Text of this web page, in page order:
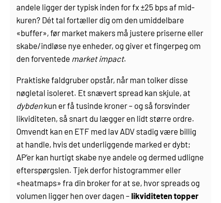
andele ligger der typisk inden for fx ±25 bps af mid-
kuren? Dét tal fortæller dig om den umiddelbare
«buffer», før market makers må justere priserne eller
skabe/indløse nye enheder, og giver et fingerpeg om
den forventede market impact.
Praktiske faldgruber opstår, når man tolker disse
nøgletal isoleret. Et snævert spread kan skjule, at
dybdenkun er få tusinde kroner – og så forsvinder
likviditeten, så snart du lægger en lidt større ordre.
Omvendt kan en ETF med lav ADV stadig være billig
at handle, hvis det underliggende marked er dybt;
AP’er kan hurtigt skabe nye andele og dermed udligne
efterspørgslen. Tjek derfor histogrammer eller
«heatmaps» fra din broker for at se, hvor spreads og
volumen ligger hen over dagen –likviditeten topper